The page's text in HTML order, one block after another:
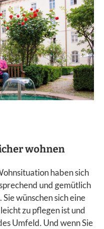
wohnen
haben sich
und gemütlich
wünschen sich eine
zu pflegen ist und
Umfeld. Und wenn Sie